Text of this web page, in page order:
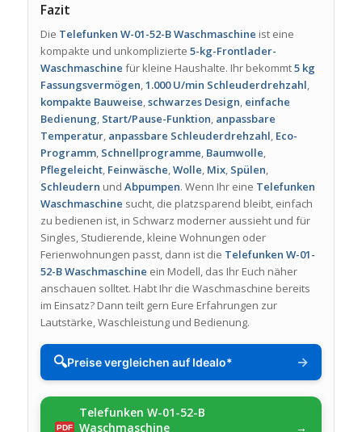
Fazit
Die Telefunken W-01-52-B Waschmaschine ist eine
kompakte und unkomplizierte 5-kg-Frontlader-
Waschmaschine für kleine Haushalte. Ihr bekommt5 kg
Fassungsvermögen,1.000 U/min Schleuderdrehzahl,
kompakte Bauweise,schwarzes Design, einfache
Bedienung, Start/Pause-Funktion, anpassbare
Temperatur, anpassbare Schleuderdrehzahl, Eco-
Programm, Schnellprogramme, Baumwolle,
Pflegeleicht, Feinwäsche,Wolle, Mix, Spülen,
Schleudern und Abpumpen. Wenn Ihr eine Telefunken
Waschmaschine sucht, die platzsparend bleibt, einfach
zu bedienen ist, in Schwarz moderner aussieht und für
Singles, Studierende, kleine Wohnungen oder
Ferienwohnungen passt, dann ist die Telefunken W-01-
52-B Waschmaschine ein Modell, das Ihr Euch näher
anschauen solltet. Habt Ihr die Waschmaschine bereits
im Einsatz? Dann teilt gern Eure Erfahrungen zur
Lautstärke, Waschleistung und Bedienung.
🔍Preise vergleichen auf Idealo* →
Telefunken W-01-52-B
Waschmaschine